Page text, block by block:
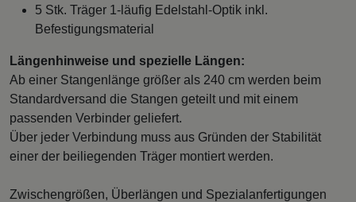
5 Stk. Träger 1-läufig Edelstahl-Optik inkl.
Befestigungsmaterial
Längenhinweise und spezielle Längen:
Ab einer Stangenlänge größer als 240 cm werden beim
Standardversand die Stangen geteilt und mit einem
passenden Verbinder geliefert.
Über jeder Verbindung muss aus Gründen der Stabilität
einer der beiliegenden Träger montiert werden.
Zwischengrößen, Überlängen und Spezialanfertigungen